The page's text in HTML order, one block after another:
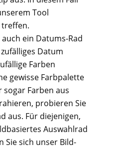
Tool
treffen.
ein Datums-Rad
Datum
Farben
gewisse Farbpalette
Farben aus
probieren Sie
aus. Für diejenigen,
Auswahlrad
Sie sich unser Bild-